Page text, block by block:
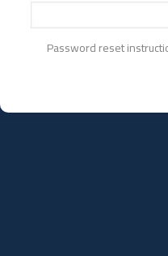
Password reset